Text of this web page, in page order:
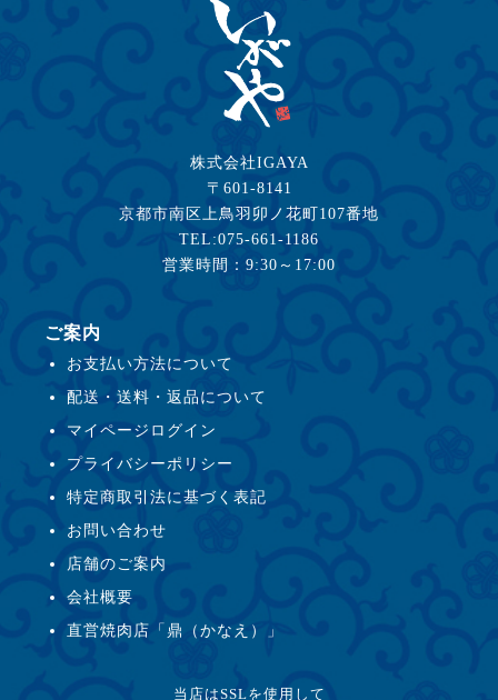
株式会社IGAYA
〒601-8141
京都市南区上鳥羽卯ノ花町107番地
TEL:075-661-1186
営業時間：9:30～17:00
ご案内
お支払い方法について
配送・送料・返品について
マイページログイン
プライバシーポリシー
特定商取引法に基づく表記
お問い合わせ
店舗のご案内
会社概要
直営焼肉店「鼎（かなえ）」
当店はSSLを使用して